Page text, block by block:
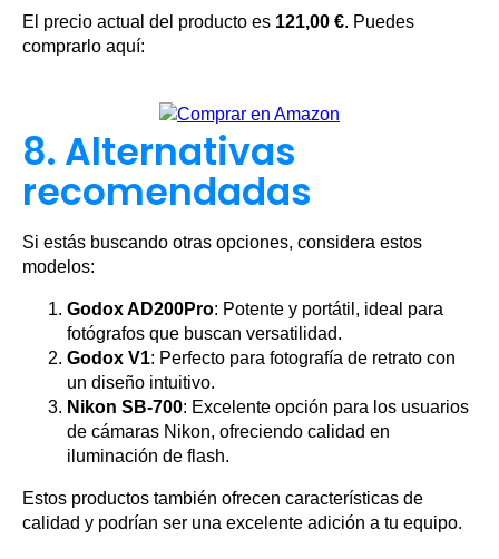
El precio actual del producto es 121,00 €. Puedes
comprarlo aquí:
8. Alternativas
recomendadas
Si estás buscando otras opciones, considera estos
modelos:
Godox AD200Pro: Potente y portátil, ideal para
fotógrafos que buscan versatilidad.
Godox V1: Perfecto para fotografía de retrato con
un diseño intuitivo.
Nikon SB-700: Excelente opción para los usuarios
de cámaras Nikon, ofreciendo calidad en
iluminación de flash.
Estos productos también ofrecen características de
calidad y podrían ser una excelente adición a tu equipo.